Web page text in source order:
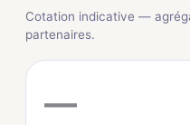
Cotation indicative —
partenaires.
—